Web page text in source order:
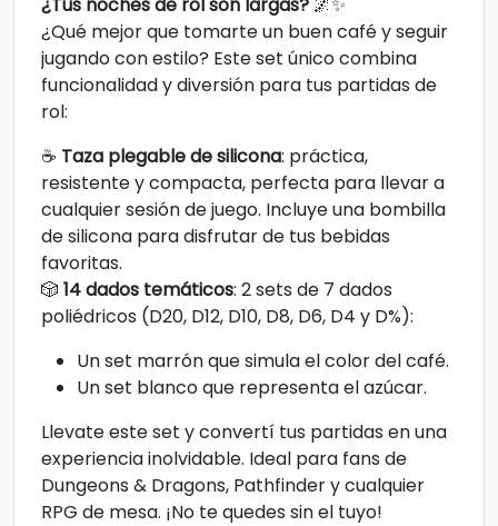
¿Qué mejor que tomarte un buen café y seguir
jugando con estilo? Este set único combina
funcionalidad y diversión para tus partidas de
rol:
☕ Taza plegable de silicona: práctica,
resistente y compacta, perfecta para llevar a
cualquier sesión de juego. Incluye una bombilla
de silicona para disfrutar de tus bebidas
favoritas.
🎲 14 dados temáticos: 2 sets de 7 dados
poliédricos (D20, D12, D10, D8, D6, D4 y D%):
Un set marrón que simula el color del café.
Un set blanco que representa el azúcar.
Llevate este set y convertí tus partidas en una
experiencia inolvidable. Ideal para fans de
Dungeons & Dragons, Pathfinder y cualquier
RPG de mesa. ¡No te quedes sin el tuyo!